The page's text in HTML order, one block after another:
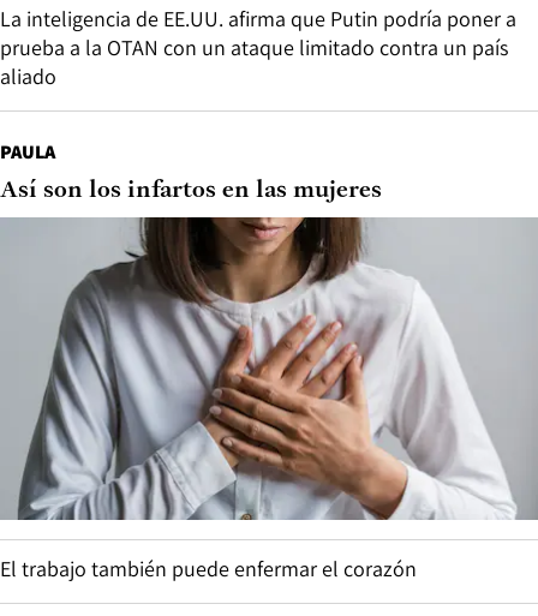
La inteligencia de EE.UU. afirma que Putin podría poner a
prueba a la OTAN con un ataque limitado contra un país
aliado
PAULA
Así son los infartos en las mujeres
El trabajo también puede enfermar el corazón